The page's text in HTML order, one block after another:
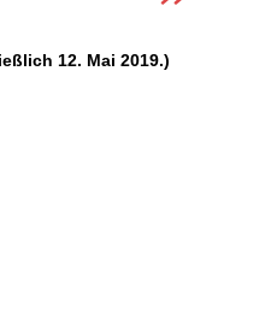
12. Mai 2019.)